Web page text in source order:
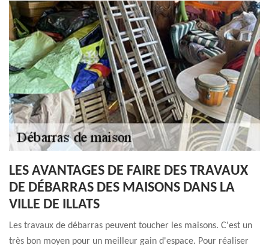
LES AVANTAGES DE FAIRE DES TRAVAUX
DE DÉBARRAS DES MAISONS DANS LA
VILLE DE ILLATS
Les travaux de débarras peuvent toucher les maisons. C'est un
très bon moyen pour un meilleur gain d'espace. Pour réaliser